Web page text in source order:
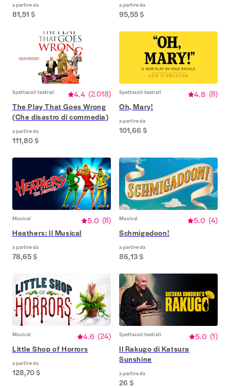
a partire da
81,51 $
a partire da
95,55 $
Spettacoli teatrali 4.4 (2.018)
The Play That Goes Wrong
(Che disastro di commedia)
a partire da
111,80 $
Spettacoli teatrali 4.8 (8)
Oh, Mary!
a partire da
101,66 $
Musical 5.0 (8)
Heathers: Il Musical
a partire da
78,65 $
Musical 5.0 (4)
Schmigadoon!
a partire da
86,13 $
Musical 4.6 (24)
Little Shop of Horrors
a partire da
128,70 $
Spettacoli teatrali 5.0 (1)
Il Rakugo di Katsura
Sunshine
a partire da
26 $